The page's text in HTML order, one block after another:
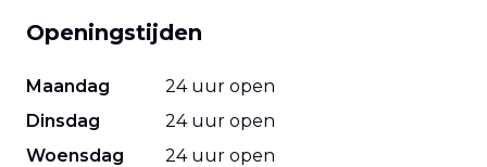
Openingstijden
Maandag
24 uur open
Dinsdag
24 uur open
Woensdag
24 uur open